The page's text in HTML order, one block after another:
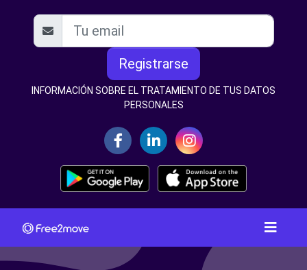
Registrarse
INFORMACIÓN SOBRE EL TRATAMIENTO DE TUS DATOS
PERSONALES